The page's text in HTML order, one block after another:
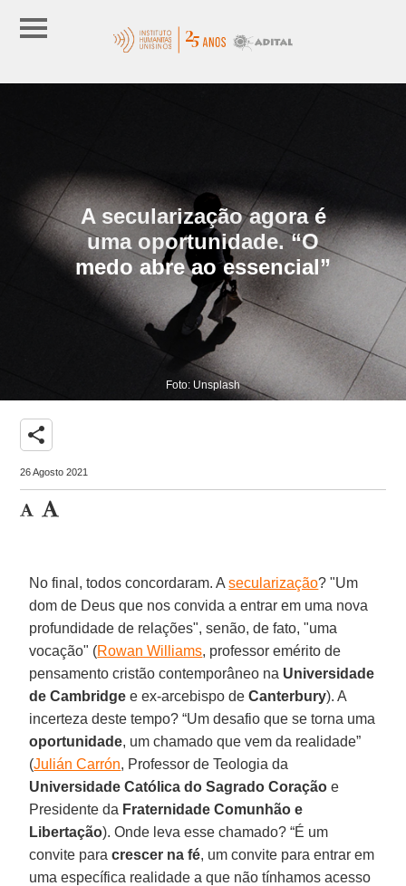
A secularização agora é
uma oportunidade. “O
medo abre ao essencial”
Foto: Unsplash
share
26 Agosto 2021
No final, todos concordaram. Asecularização? "Um
dom de Deus que nos convida a entrar em uma nova
profundidade de relações", senão, de fato, "uma
vocação" (Rowan Williams, professor emérito de
pensamento cristão contemporâneo na Universidade
de Cambridge e ex-arcebispo deCanterbury). A
incerteza deste tempo? “Um desafio que se torna uma
oportunidade, um chamado que vem da realidade”
(Julián Carrón, Professor de Teologia da
Universidade Católica do Sagrado Coração e
Presidente da Fraternidade Comunhão e
Libertação). Onde leva esse chamado? “É um
convite paracrescer na fé, um convite para entrar em
uma específica realidade a que não tínhamos acesso